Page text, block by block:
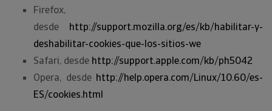
Firefox,
desde http://support.mozilla.org/es/kb/habilitar-y-
deshabilitar-cookies-que-los-sitios-we
Safari, desde http://support.apple.com/kb/ph5042
Opera, desde http://help.opera.com/Linux/10.60/es-
ES/cookies.html